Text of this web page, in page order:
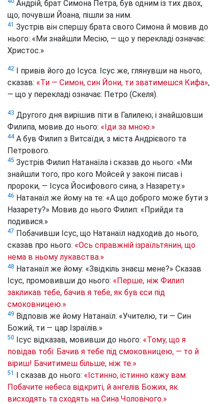
Андрій, брат Симона Петра, був одним із тих двох,
що, почувши Йоана, пішли за ним.
41 Зустрів він спершу брата свого Симона й мовив до
нього: «Ми знайшли Месію, — що у перекладі означає:
Христос.»
42 І привів його до Ісуса. Ісус же, глянувши на нього,
сказав: «Ти — Симон, син Йони, ти зватимешся Кифа»,
— що у перекладі означає: Петро (Скеля).
43 Другого дня вирішив піти в Галилею; і знайшовши
Филипа, мовив до нього: «Іди за мною.»
44А був Филип з Витсаїди, з міста Андрієвого та
Петрового.
45 Зустрів Филип Натанаїла і сказав до нього: «Ми
знайшли того, про кого Мойсей у законі писав і
пророки, — Ісуса Йосифового сина, з Назарету.»
46 Натанаїл же йому на те: «А що доброго може бути з
Назарету?» Мовив до нього Филип: «Прийди та
подивися.»
47 Побачивши Ісус, що Натанаїл надходив до нього,
сказав про нього: «Ось справжній ізраїльтянин, що
нема в ньому лукавства.»
48 Натанаїл же йому: «Звідкіль знаєш мене?» Сказав
Ісус, промовивши до нього: «Перше, ніж Филип
закликав тебе, бачив я тебе, як був єси під
смоковницею.»
49 Відповів же йому Натанаїл: «Учителю, ти — Син
Божий, ти — цар Ізраїлів.»
50 Ісус відказав, мовивши до нього: «Тому, що я
повідав тобі: Бачив я тебе під смоковницею, — то й
віриш! Бачитимеш більше, ніж те.»
51 І сказав до нього: «Істинно, істинно кажу вам:
Побачите небеса відкриті, й ангелів Божих, як
висходять та сходять на Сина Чоловічого.»